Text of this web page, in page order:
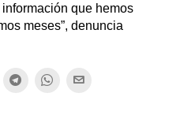
que hemos
meses”, denuncia